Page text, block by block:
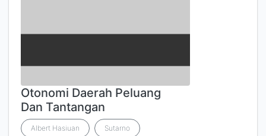
Otonomi Daerah Peluang
Dan Tantangan
Albert Hasiuan Sutarno